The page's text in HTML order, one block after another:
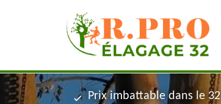
Prix imbattable dans le 32